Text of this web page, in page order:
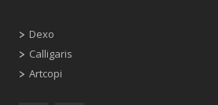
Dexo
Calligaris
Artcopi